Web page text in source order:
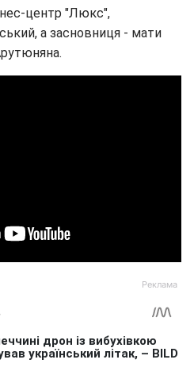
центр "Люкс",
а засновниця - мати